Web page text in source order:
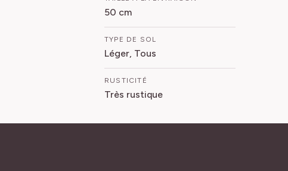
50 cm
TYPE DE SOL
Léger, Tous
RUSTICITÉ
Très rustique